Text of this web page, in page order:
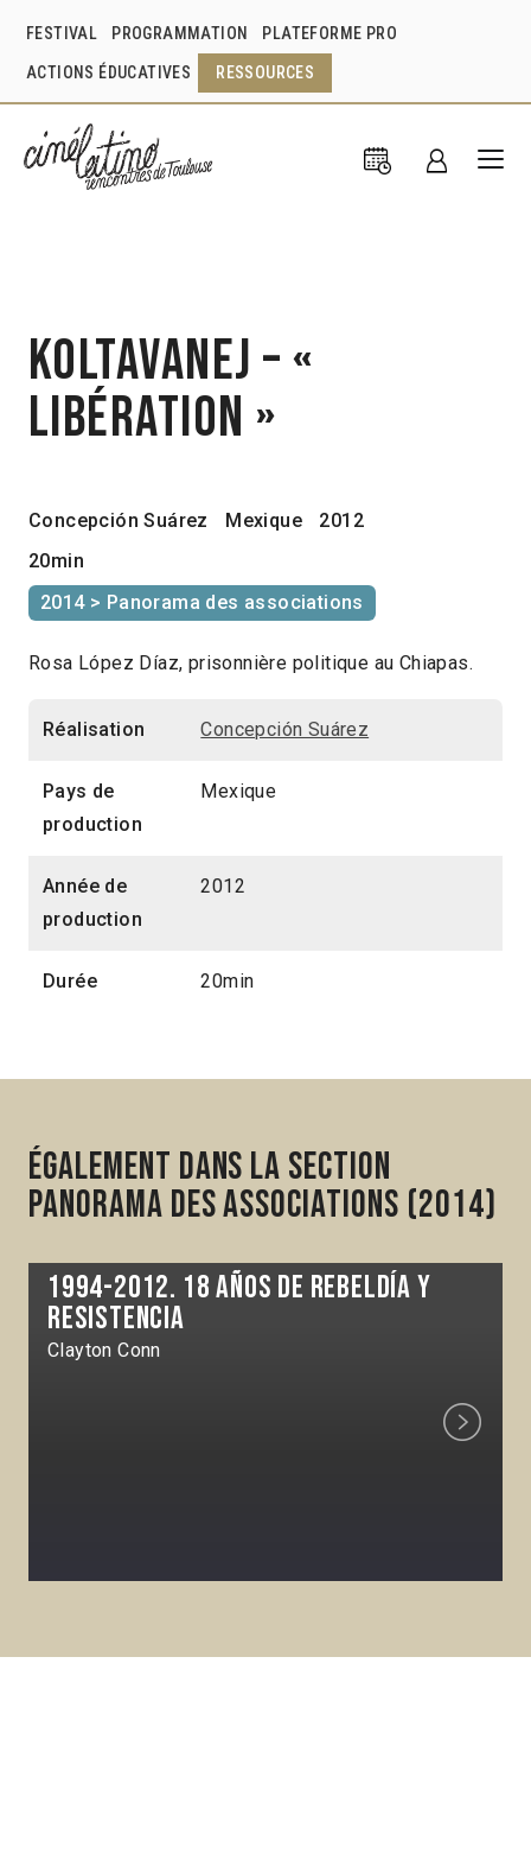
FESTIVAL PROGRAMMATION PLATEFORME PRO
ACTIONS ÉDUCATIVES RESSOURCES
Koltavanej – «
libération »
Concepción Suárez Mexique
2012
20min
2014 > Panorama des associations
Rosa López Díaz, prisonnière politique au Chiapas.
Réalisation Concepción Suárez
Pays de
production
Mexique
Année de
production
2012
Durée 20min
Également dans la section
Panorama des associations (2014)
1994-2012. 18 años de rebeldía y
resistencia
Clayton Conn
Next